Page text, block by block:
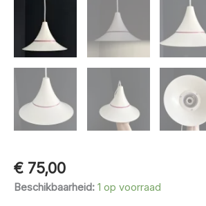
€ 75,00
Beschikbaarheid: 1 op voorraad